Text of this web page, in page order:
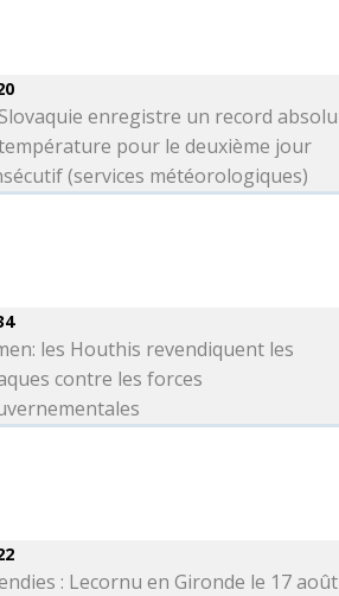
enregistre un record absolu
pour le deuxième jour
(services météorologiques)
les Houthis revendiquent les
contre les forces
: Lecornu en Gironde le 17 août